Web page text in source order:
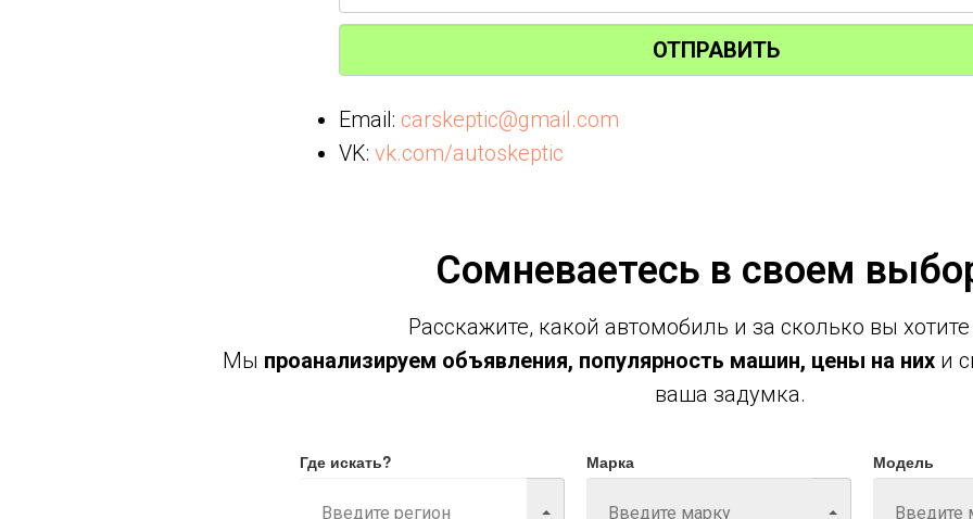
ОТПРАВИТЬ
Email: carskeptic@gmail.com
VK: vk.com/autoskeptic
Сомневаетесь в своем
Расскажите, какой автомобиль и за сколько вы
Мы проанализируем объявления, популярность машин, цены на нихи
ваша задумка.
Где искать? Марка Модель